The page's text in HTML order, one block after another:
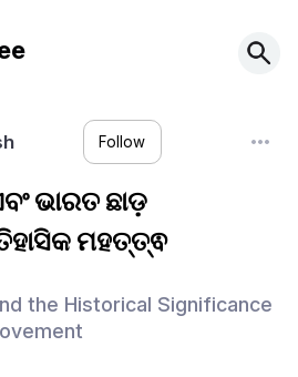
Follow
ଭାରତ ଛାଡ଼
ମହତ୍ତ୍ଵ
the Historical Significance